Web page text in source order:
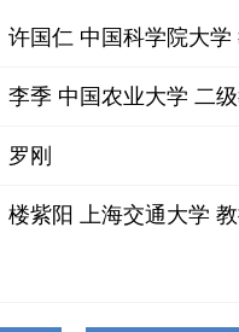
许国仁 中国科学院大学
李季 中国农业大学 二
罗刚
楼紫阳 上海交通大学